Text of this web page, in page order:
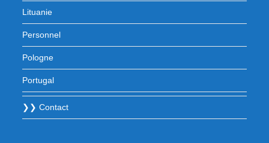
Lituanie
Personnel
Pologne
Portugal
❯❯ Contact